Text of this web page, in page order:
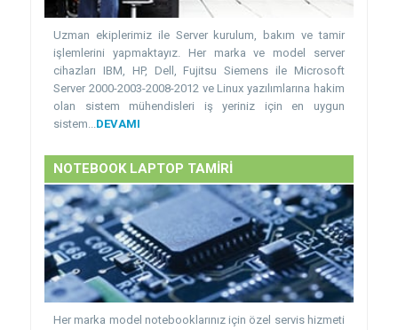
Uzman ekiplerimiz ile Server kurulum, bakım ve tamir
işlemlerini yapmaktayız. Her marka ve model server
cihazları IBM, HP, Dell, Fujitsu Siemens ile Microsoft
Server 2000-2003-2008-2012 ve Linux yazılımlarına hakim
olan sistem mühendisleri iş yeriniz için en uygun
sistem... DEVAMI
NOTEBOOK LAPTOP TAMİRİ
Her marka model notebooklarınız için özel servis hizmeti